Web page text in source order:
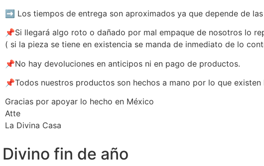
➡️ Los tiempos de entrega son aproximados ya que depende de
📌Si llegará algo roto o dañado por mal empaque de nosotros lo
( si la pieza se tiene en existencia se manda de inmediato de lo
📌No hay devoluciones en anticipos ni en pago de productos.
📌Todos nuestros productos son hechos a mano por lo que
Gracias por apoyar lo hecho en México
Atte
La Divina Casa
Divino fin de año